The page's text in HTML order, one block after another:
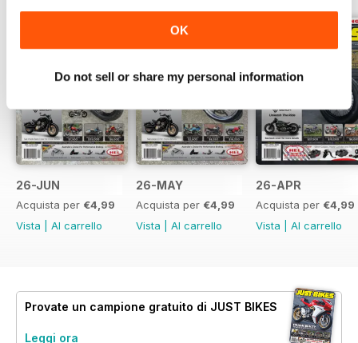
OK
Do not sell or share my personal information
26-JUN
Acquista per €4,99
Vista
Al carrello
26-MAY
Acquista per €4,99
Vista
Al carrello
26-APR
Acquista per €4,99
Vista
Al carrello
Provate un campione gratuito di JUST BIKES
Leggi ora